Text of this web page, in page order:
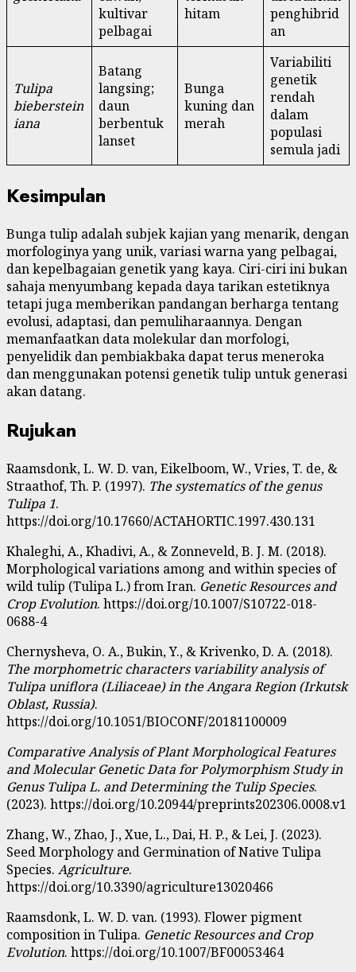
kultivar
pelbagai
hitam
penghibrid
an
Tulipa
bieberstein
iana
Batang
langsing;
daun
berbentuk
lanset
Bunga
kuning dan
merah
Variabiliti
genetik
rendah
dalam
populasi
semula jadi
Kesimpulan
Bunga tulip adalah subjek kajian yang menarik, dengan
morfologinya yang unik, variasi warna yang pelbagai,
dan kepelbagaian genetik yang kaya. Ciri-ciri ini bukan
sahaja menyumbang kepada daya tarikan estetiknya
tetapi juga memberikan pandangan berharga tentang
evolusi, adaptasi, dan pemuliharaannya. Dengan
memanfaatkan data molekular dan morfologi,
penyelidik dan pembiakbaka dapat terus meneroka
dan menggunakan potensi genetik tulip untuk generasi
akan datang.
Rujukan
Raamsdonk, L. W. D. van, Eikelboom, W., Vries, T. de, &
Straathof, Th. P. (1997). The systematics of the genus
Tulipa 1.
https://doi.org/10.17660/ACTAHORTIC.1997.430.131
Khaleghi, A., Khadivi, A., & Zonneveld, B. J. M. (2018).
Morphological variations among and within species of
wild tulip (Tulipa L.) from Iran. Genetic Resources and
Crop Evolution. https://doi.org/10.1007/S10722-018-
0688-4
Chernysheva, O. A., Bukin, Y., & Krivenko, D. A. (2018).
The morphometric characters variability analysis of
Tulipa uniflora (Liliaceae) in the Angara Region (Irkutsk
Oblast, Russia).
https://doi.org/10.1051/BIOCONF/20181100009
Comparative Analysis of Plant Morphological Features
and Molecular Genetic Data for Polymorphism Study in
Genus Tulipa L. and Determining the Tulip Species.
(2023). https://doi.org/10.20944/preprints202306.0008.v1
Zhang, W., Zhao, J., Xue, L., Dai, H. P., & Lei, J. (2023).
Seed Morphology and Germination of Native Tulipa
Species. Agriculture.
https://doi.org/10.3390/agriculture13020466
Raamsdonk, L. W. D. van. (1993). Flower pigment
composition in Tulipa. Genetic Resources and Crop
Evolution. https://doi.org/10.1007/BF00053464